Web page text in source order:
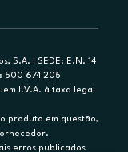
S.A. | SEDE: E.N. 14
500 674 205
I.V.A. à taxa legal
produto em questão,
erros publicados